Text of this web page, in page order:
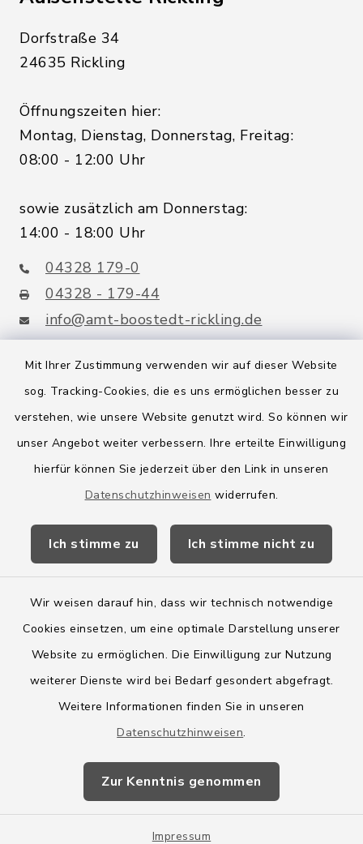
Mit Ihrer Zustimmung verwenden wir auf dieser Website
sog. Tracking-Cookies, die es uns ermöglichen besser zu
verstehen, wie unsere Website genutzt wird. So können wir
unser Angebot weiter verbessern. Ihre erteilte Einwilligung
hierfür können Sie jederzeit über den Link in unseren
Datenschutzhinweisen widerrufen.
Ich stimme zu Ich stimme nicht zu
Wir weisen darauf hin, dass wir technisch notwendige
Cookies einsetzen, um eine optimale Darstellung unserer
Website zu ermöglichen. Die Einwilligung zur Nutzung
weiterer Dienste wird bei Bedarf gesondert abgefragt.
Weitere Informationen finden Sie in unseren
Datenschutzhinweisen.
Zur Kenntnis genommen
Impressum
Dorfstraße 34
24635 Rickling
Öffnungszeiten hier:
Montag, Dienstag, Donnerstag, Freitag:
08:00 - 12:00 Uhr
sowie zusätzlich am Donnerstag:
14:00 - 18:00 Uhr
04328 179-0
04328 - 179-44
info@amt-boostedt-rickling.de
Quicklinks
Amt Boostedt-Rickling
Amtsbroschüre
Wege-Zweckverband
Barrierefreiheit
Impressum
Sitemap